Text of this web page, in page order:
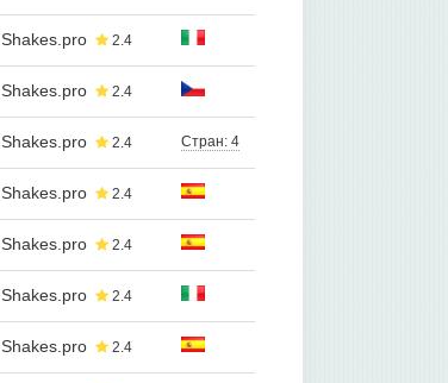
Shakes.pro 2.4
Shakes.pro 2.4
Shakes.pro 2.4 Стран: 4
Shakes.pro 2.4
Shakes.pro 2.4
Shakes.pro 2.4
Shakes.pro 2.4